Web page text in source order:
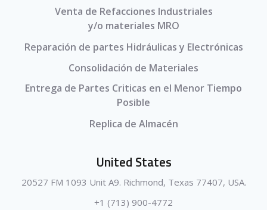
Venta de Refacciones Industriales
y/o materiales MRO
Reparación de partes Hidráulicas y Electrónicas
Consolidación de Materiales
Entrega de Partes Criticas en el Menor Tiempo
Posible
Replica de Almacén
United States
20527 FM 1093 Unit A9. Richmond, Texas 77407, USA.
+1 (713) 900-4772